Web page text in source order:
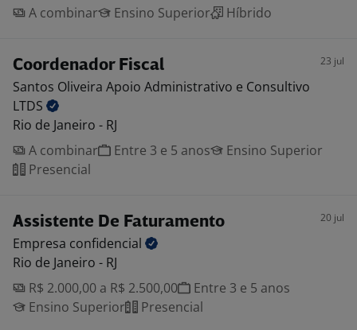
A combinar
Ensino Superior Híbrido
Coordenador Fiscal 23 jul
Santos Oliveira Apoio Administrativo e Consultivo
LTDS
Rio de Janeiro - RJ
A combinar
Entre 3 e 5 anos
Ensino Superior
Presencial
Assistente De Faturamento 20 jul
Empresa confidencial
Rio de Janeiro - RJ
R$ 2.000,00 a R$ 2.500,00
Entre 3 e 5 anos
Ensino Superior
Presencial